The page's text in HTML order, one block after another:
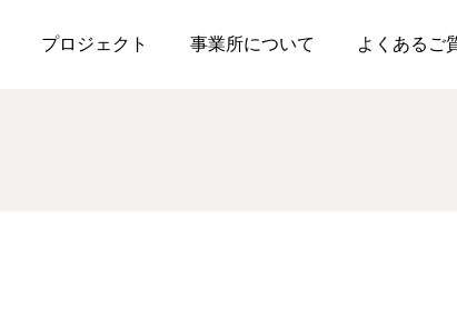
プロジェクト 事業所について よくあるご